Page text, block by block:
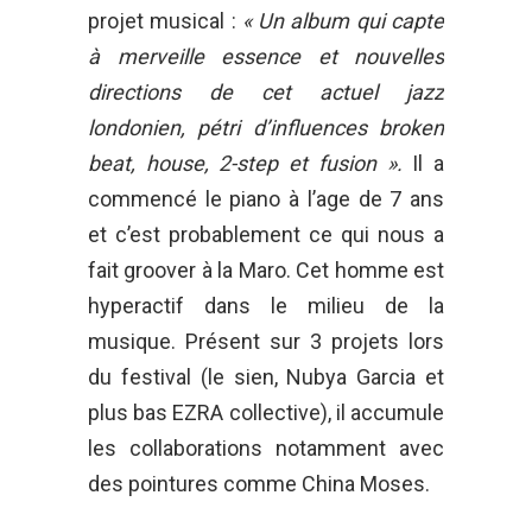
projet musical : « Un album qui capte
à merveille essence et nouvelles
directions de cet actuel jazz
londonien, pétri d’influences broken
beat, house, 2-step et fusion ». Il a
commencé le piano à l’age de 7 ans
et c’est probablement ce qui nous a
fait groover à la Maro. Cet homme est
hyperactif dans le milieu de la
musique. Présent sur 3 projets lors
du festival (le sien, Nubya Garcia et
plus bas EZRA collective), il accumule
les collaborations notamment avec
des pointures comme China Moses.